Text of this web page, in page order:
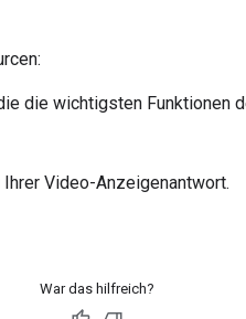
die wichtigsten Funktionen
Video-Anzeigenantwort.
War das hilfreich?